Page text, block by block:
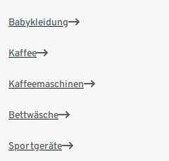
Babykleidung
Kaffee
Kaffeemaschinen
Bettwäsche
Sportgeräte